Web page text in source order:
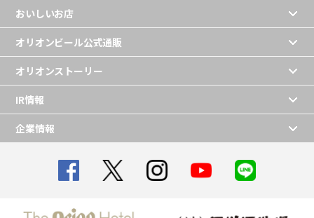
おいしいお店
オリオンビール公式通販
オリオンストーリー
IR情報
企業情報